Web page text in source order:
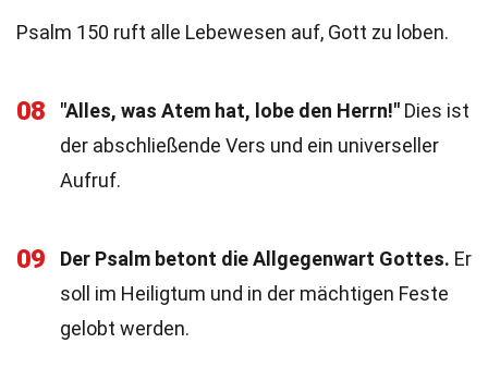
Psalm 150 ruft alle Lebewesen auf, Gott zu loben.
08 "Alles, was Atem hat, lobe den Herrn!" Dies ist
der abschließende Vers und ein universeller
Aufruf.
09 Der Psalm betont die Allgegenwart Gottes. Er
soll im Heiligtum und in der mächtigen Feste
gelobt werden.